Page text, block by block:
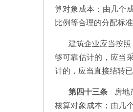
算对象成本；由几个
比例等合理的分配标
建筑企业应当按照
够可靠估计的，应当
计的，应当直接结转
第四十三条
房地
核算对象成本；由几